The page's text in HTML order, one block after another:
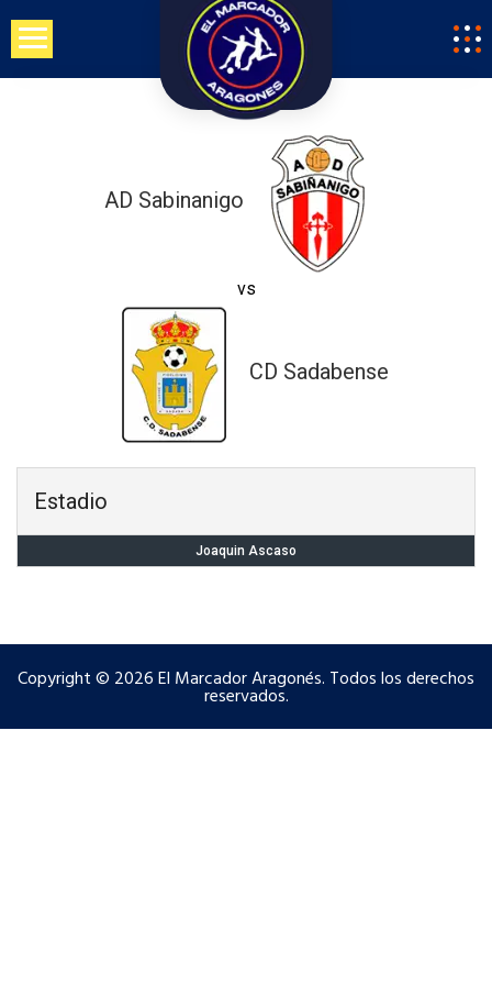
Saltar
contenido
AD Sabinanigo
vs
CD Sadabense
Estadio
Joaquin Ascaso
Copyright © 2026 El Marcador Aragonés. Todos los derechos
reservados.